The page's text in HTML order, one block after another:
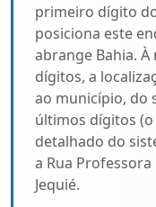
primeiro dígito do
posiciona este
abrange Bahia.
dígitos, a
ao município, do
últimos dígitos
detalhado do
a Rua
Jequié.